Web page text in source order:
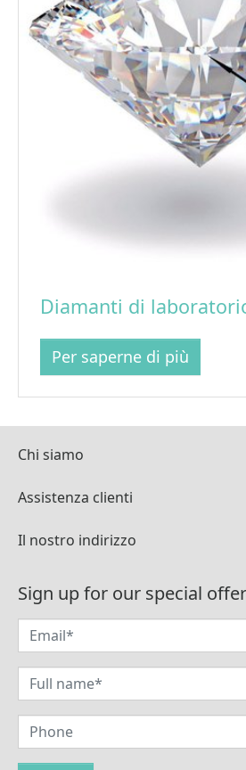
Diamanti di
Per saperne di più
Chi siamo
Assistenza clienti
Il nostro indirizzo
Sign up for our special